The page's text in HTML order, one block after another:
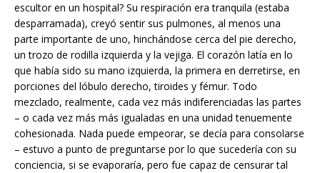
escultor en un hospital? Su respiración era tranquila (estaba
desparramada), creyó sentir sus pulmones, al menos una
parte importante de uno, hinchándose cerca del pie derecho,
un trozo de rodilla izquierda y la vejiga. El corazón latía en lo
que había sido su mano izquierda, la primera en derretirse, en
porciones del lóbulo derecho, tiroides y fémur. Todo
mezclado, realmente, cada vez más indiferenciadas las partes
– o cada vez más más igualadas en una unidad tenuemente
cohesionada. Nada puede empeorar, se decía para consolarse
– estuvo a punto de preguntarse por lo que sucedería con su
conciencia, si se evaporaría, pero fue capaz de censurar tal